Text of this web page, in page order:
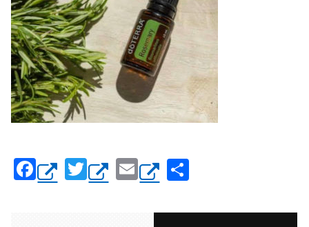
F
a
T
wi
E
m
ail